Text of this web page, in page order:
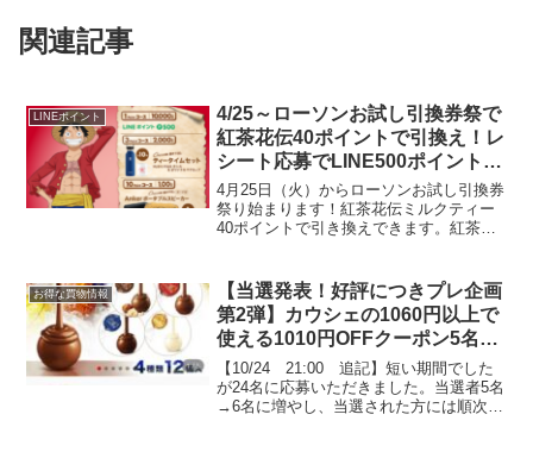
関連記事
LINEポイント
4/25～ローソンお試し引換券祭で
紅茶花伝40ポイントで引換え！レ
シート応募でLINE500ポイントや
ワンピースグッズが当たる！
4月25日（火）からローソンお試し引換券
祭り始まります！紅茶花伝ミルクティー
40ポイントで引き換えできます。紅茶花
抽選で合計12,100名様にLINEポイント
500...
お得な買物情報
【当選発表！好評につきプレ企画
第2弾】カウシェの1060円以上で
使える1010円OFFクーポン5名に
プレゼント！リンツチョコレート
50円で買える！
【10/24 21:00 追記】短い期間でした
が24名に応募いただきました。当選者5名
→6名に増やし、当選された方には順次